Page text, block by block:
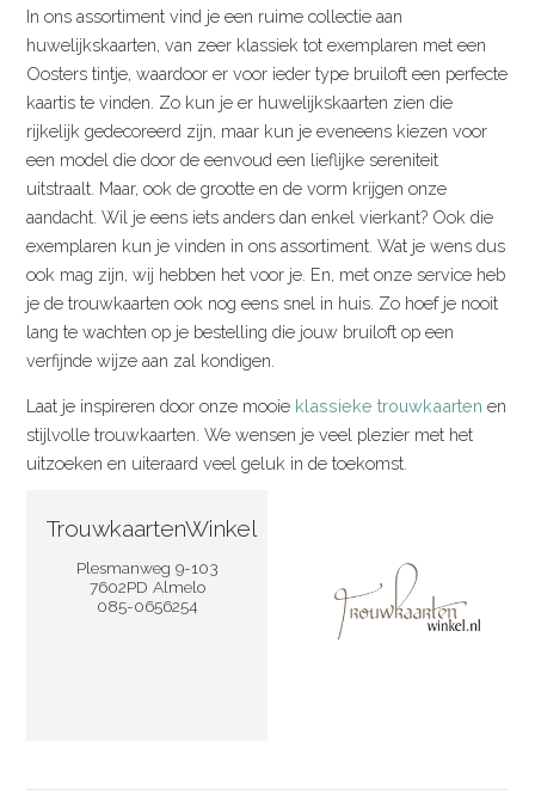
In ons assortiment vind je een ruime collectie aan
huwelijkskaarten, van zeer klassiek tot exemplaren met een
Oosters tintje, waardoor er voor ieder type bruiloft een perfecte
kaartis te vinden. Zo kun je er huwelijkskaarten zien die
rijkelijk gedecoreerd zijn, maar kun je eveneens kiezen voor
een model die door de eenvoud een lieflijke sereniteit
uitstraalt. Maar, ook de grootte en de vorm krijgen onze
aandacht. Wil je eens iets anders dan enkel vierkant? Ook die
exemplaren kun je vinden in ons assortiment. Wat je wens dus
ook mag zijn, wij hebben het voor je. En, met onze service heb
je de trouwkaarten ook nog eens snel in huis. Zo hoef je nooit
lang te wachten op je bestelling die jouw bruiloft op een
verfijnde wijze aan zal kondigen.
Laat je inspireren door onze mooie klassieke trouwkaarten en
stijlvolle trouwkaarten. We wensen je veel plezier met het
uitzoeken en uiteraard veel geluk in de toekomst.
TrouwkaartenWinkel
Plesmanweg 9-103
7602PD Almelo
085-0656254